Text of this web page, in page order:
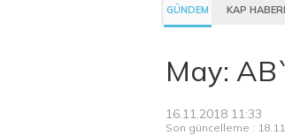
GÜNDEM KAP
May:
16.11.2018 11:33
Son güncelleme :